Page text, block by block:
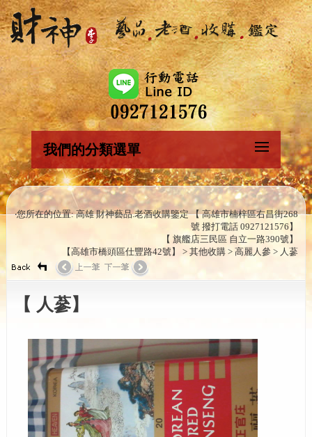
我們的分類選單
‧您所在的位置: 高雄 財神藝品.老酒收購鑒定 【 高雄市楠梓區右昌街268
號 撥打電話 0927121576】
【 旗艦店三民區 自立一路390號】
【高雄市橋頭區仕豐路42號】 > 其他收購 > 高麗人參 > 人蔘
【 人蔘】